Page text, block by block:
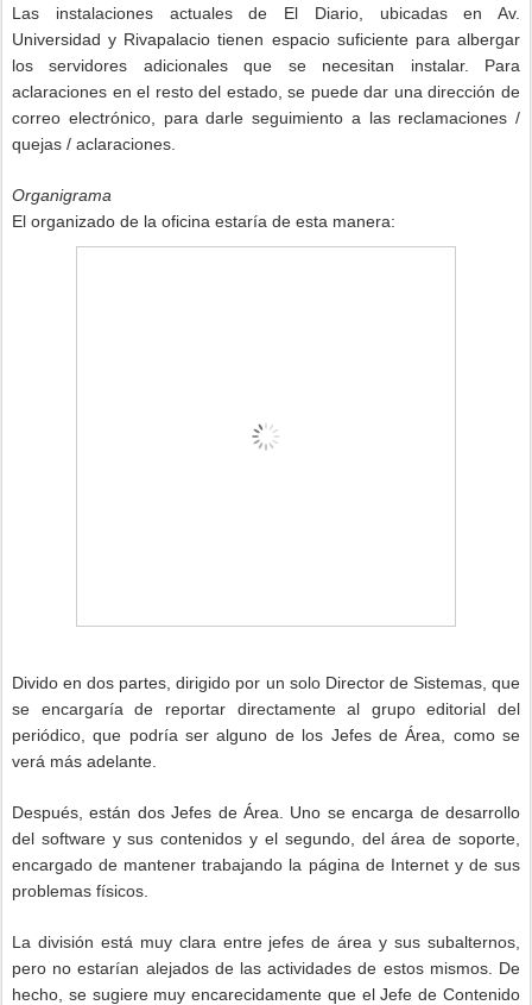
Las instalaciones actuales de El Diario, ubicadas en Av.
Universidad y Rivapalacio tienen espacio suficiente para albergar
los servidores adicionales que se necesitan instalar. Para
aclaraciones en el resto del estado, se puede dar una dirección de
correo electrónico, para darle seguimiento a las reclamaciones /
quejas / aclaraciones.
Organigrama
El organizado de la oficina estaría de esta manera:
Divido en dos partes, dirigido por un solo Director de Sistemas, que
se encargaría de reportar directamente al grupo editorial del
periódico, que podría ser alguno de los Jefes de Área, como se
verá más adelante.
Después, están dos Jefes de Área. Uno se encarga de desarrollo
del software y sus contenidos y el segundo, del área de soporte,
encargado de mantener trabajando la página de Internet y de sus
problemas físicos.
La división está muy clara entre jefes de área y sus subalternos,
pero no estarían alejados de las actividades de estos mismos. De
hecho, se sugiere muy encarecidamente que el Jefe de Contenido